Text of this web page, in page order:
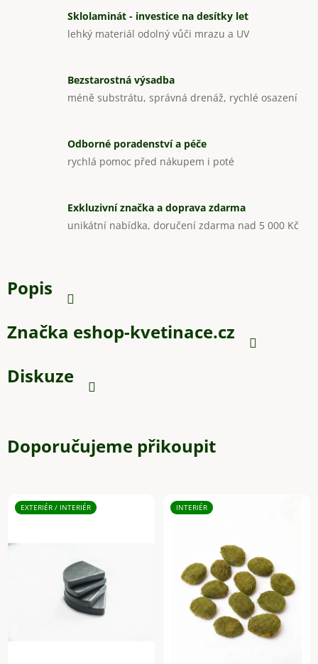
Sklolaminát - investice na desítky let
lehký materiál odolný vůči mrazu a UV
Bezstarostná výsadba
méně substrátu, správná drenáž, rychlé osazení
Odborné poradenství a péče
rychlá pomoc před nákupem i poté
Exkluzivní značka a doprava zdarma
unikátní nabídka, doručení zdarma nad 5 000 Kč
Popis
Značka eshop-kvetinace.cz
Diskuze
Doporučujeme přikoupit
EXTERIÉR / INTERIÉR INTERIÉR